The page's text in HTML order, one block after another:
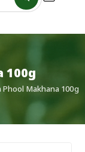
100g
Phool Makhana 100g